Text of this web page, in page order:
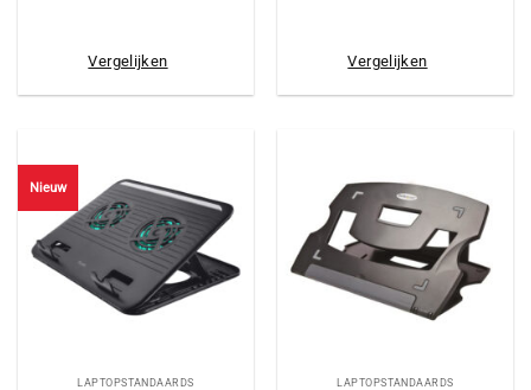
Vergelijken Vergelijken
Nieuw
LAPTOPSTANDAARDS LAPTOPSTANDAARDS